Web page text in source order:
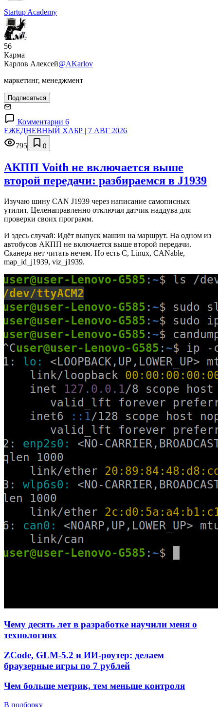
Startup Academy
56
Карма
Карлов Алексей@AKarlov
маркетинг, менеджмент
Подписаться
Комментарии 6
ЕЖЕДНЕВНЫЙ ХАБР | 7 АВГ 2026
795
0
АКПП Voith не включается выше
второй передачи: разбираемся в J1939
Изучаю шину CAN J1939 через написание самописных
утилит. Целенаправленно отключал датчик наддува для
проверки своих программ.
И здесь случай: Идёт выпуск машин на маршрут. На одном из
автобусов АКПП не включается выше второй передачи.
Сканера нет читать нечем. Но есть C, Linux, CANable,
map_id_j1939, viz_j1939.
Чему десять лет в разработке научили меня о
технологиях
ZCode, GLM-5.2 и ИИ-роутер: делаем
браузерные игры по 7 рублей
Чем больше метрик, тем меньше контроля
В подборку